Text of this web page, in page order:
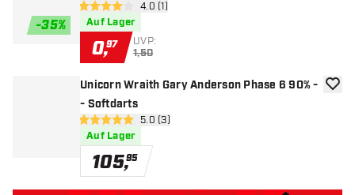
-35%
Bewertungsbereich öffnen
4 Bewertungssterne
4.0 (1)
Auf Lager
0,97 UVP:
1,50
Unicorn Wraith Gary Anderson Phase 6 90% -
- Softdarts
Bewertungsbereich öffnen
5 Bewertungssterne
5.0 (3)
Auf Lager
105,95
Zur